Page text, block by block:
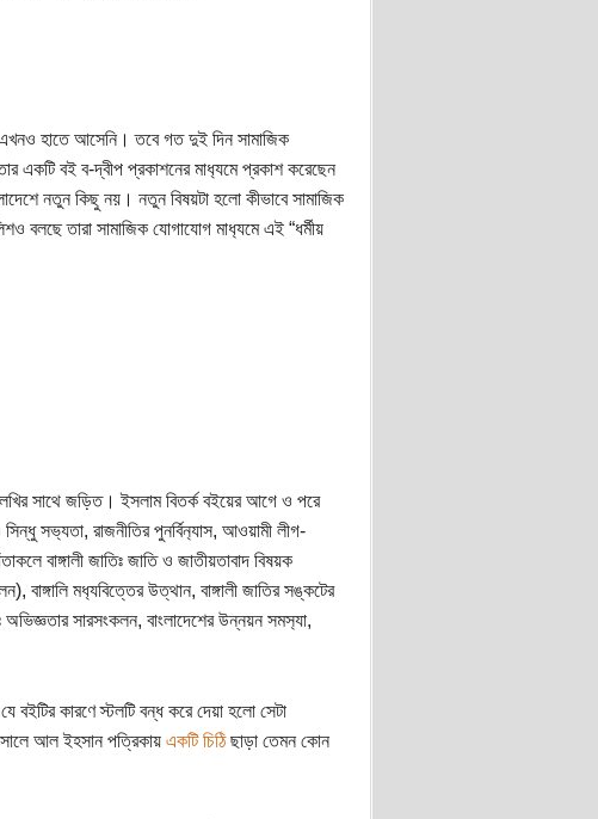
এখনও হাতে আসেনি। তবে গত দুই দিন সামাজিক
একটি বই ব-দ্বীপ প্রকাশনের মাধ‍্যমে প্রকাশ করেছেন
নতুন কিছু নয়। নতুন বিষয়টা হলো কীভাবে সামাজিক
বলছে তারা সামাজিক যোগাযোগ মাধ‍্যমে এই “ধর্মীয়
সাথে জড়িত। ইসলাম বিতর্ক বইয়ের আগে ও পরে
সভ‍্যতা, রাজনীতির পুনর্বিন‍্যাস, আওয়ামী লীগ-
বাঙ্গালী জাতিঃ জাতি ও জাতীয়তাবাদ বিষয়ক
মধ‍্যবিত্তের উত্থান, বাঙ্গালী জাতির সঙ্কটের
সারসংকলন, বাংলাদেশের উন্নয়ন সমস‍্যা,
কারণে স্টলটি বন্ধ করে দেয়া হলো সেটা
আল ইহসান পত্রিকায় একটি চিঠিছাড়া তেমন কোন